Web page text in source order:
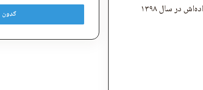
بیشتر نداشت. پدر صدیقه مردی معتاد به مواد مخدر بود که به خاطر پول با اعضای خانواده‌اش در سال ۱۳۹۸